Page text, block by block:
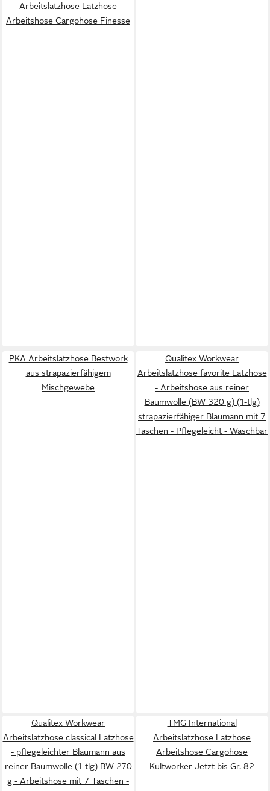
Arbeitslatzhose Latzhose
Arbeitshose Cargohose Finesse
PKA Arbeitslatzhose Bestwork
aus strapazierfähigem
Mischgewebe
Qualitex Workwear
Arbeitslatzhose favorite Latzhose
- Arbeitshose aus reiner
Baumwolle (BW 320 g) (1-tlg)
strapazierfähiger Blaumann mit 7
Taschen - Pflegeleicht - Waschbar
Qualitex Workwear
Arbeitslatzhose classical Latzhose
- pflegeleichter Blaumann aus
reiner Baumwolle (1-tlg) BW 270
g - Arbeitshose mit 7 Taschen -
TMG International
Arbeitslatzhose Latzhose
Arbeitshose Cargohose
Kultworker Jetzt bis Gr. 82